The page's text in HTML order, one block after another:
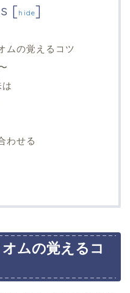
[hide]
ムの覚えるコツ
わせる
オムの覚えるコ